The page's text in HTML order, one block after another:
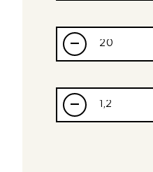
–
–